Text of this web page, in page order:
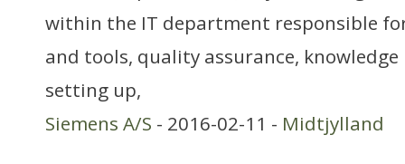
within the IT department responsible
and tools, quality assurance,
setting up,
Siemens A/S - 2016-02-11 - Midtjylland